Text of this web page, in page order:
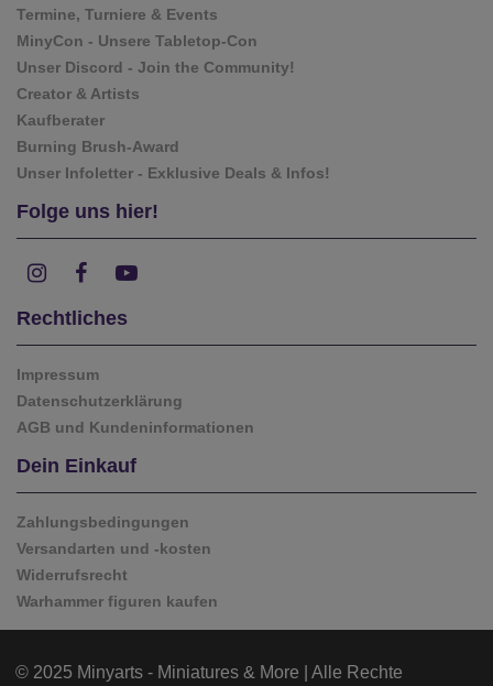
Termine, Turniere & Events
MinyCon - Unsere Tabletop-Con
Unser Discord - Join the Community!
Creator & Artists
Kaufberater
Burning Brush-Award
Unser Infoletter - Exklusive Deals & Infos!
Folge uns hier!
Rechtliches
Impressum
Datenschutzerklärung
AGB und Kundeninformationen
Dein Einkauf
Zahlungsbedingungen
Versandarten und -kosten
Widerrufsrecht
Warhammer figuren kaufen
© 2025 Minyarts - Miniatures & More | Alle Rechte